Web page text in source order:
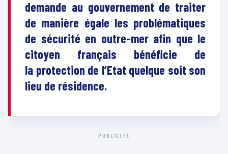
demande au gouvernement de traiter
de manière égale les problématiques
de sécurité en outre-mer afin que le
citoyen français bénéficie de
la protection de l’Etat quelque soit son
lieu de résidence.
PUBLICITÉ